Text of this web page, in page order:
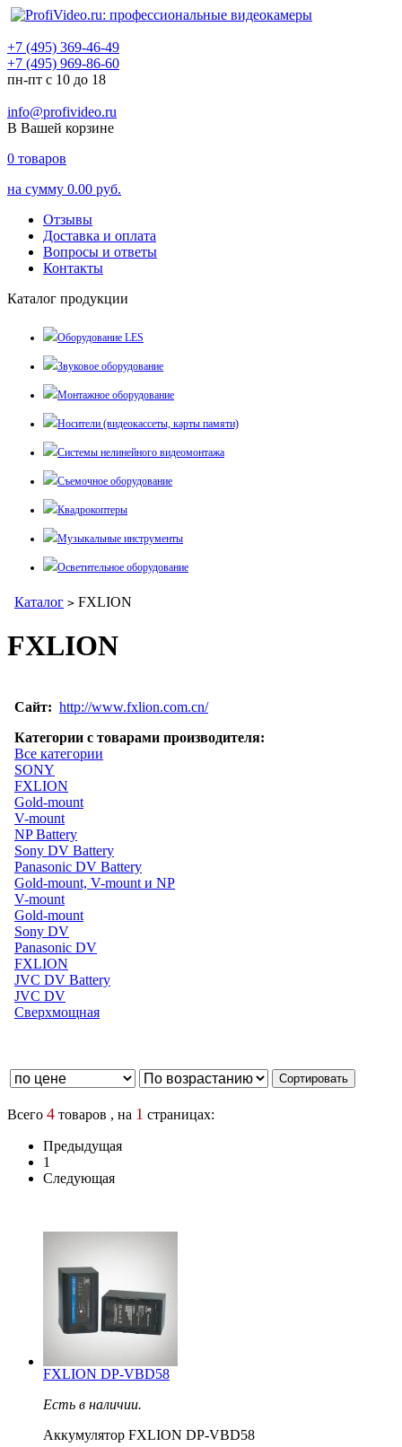
+7 (495) 369-46-49
+7 (495) 969-86-60
пн-пт с 10 до 18
info@profivideo.ru
В Вашей корзине
0 товаров
на сумму 0.00 руб.
Отзывы
Доставка и оплата
Вопросы и ответы
Контакты
Каталог продукции
Оборудование LES
Звуковое оборудование
Монтажное оборудование
Носители (видеокассеты, карты памяти)
Системы нелинейного видеомонтажа
Съемочное оборудование
Квадрокоптеры
Музыкальные инструменты
Осветительное оборудование
Каталог > FXLION
FXLION
Сайт: http://www.fxlion.com.cn/
Категории с товарами производителя:
Все категории
SONY
FXLION
Gold-mount
V-mount
NP Battery
Sony DV Battery
Panasonic DV Battery
Gold-mount, V-mount и NP
V-mount
Gold-mount
Sony DV
Panasonic DV
FXLION
JVC DV Battery
JVC DV
Сверхмощная
Всего 4 товаров , на 1 страницах:
Предыдущая
1
Следующая
FXLION DP-VBD58
Есть в наличии.
Аккумулятор FXLION DP-VBD58